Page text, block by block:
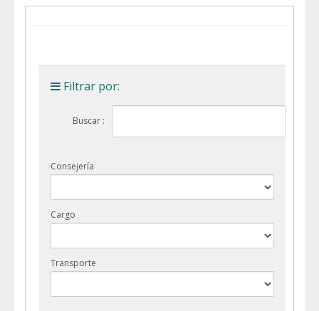
Filtrar por:
Buscar :
Consejería
Cargo
Transporte